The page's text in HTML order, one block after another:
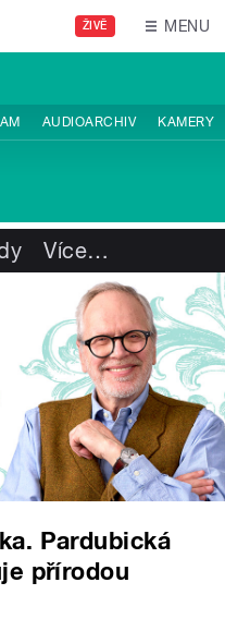
ŽIVĚ MENU
AUDIOARCHIV KAMERY
Více…
Pardubická
přírodou